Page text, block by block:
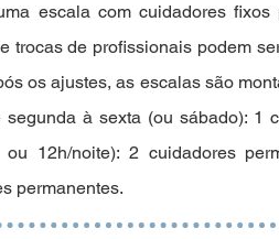
escala com cuidadores
trocas de profissionais podem
os ajustes, as escalas são
à sexta (ou sábado): 1
12h/noite): 2 cuidadores
permanentes.